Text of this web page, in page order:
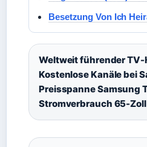
Besetzung Von Ich
Weltweit führender TV-
Kostenlose Kanäle bei
Preisspanne Samsung
Stromverbrauch 65-Zoll